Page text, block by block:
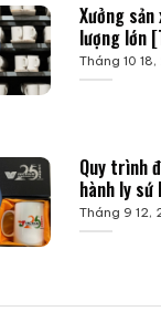
Xưởng
lượng lớn
Tháng 10
Quy trình
hành ly sứ
Tháng 9 12,